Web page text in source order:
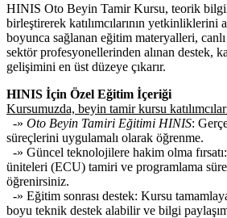
HINIS Oto Beyin Tamir Kursu, teorik
birleştirerek katılımcılarının yetkinliklerini
boyunca sağlanan eğitim materyalleri, canlı
sektör profesyonellerinden alınan destek,
gelişimini en üst düzeye çıkarır.
HINIS İçin Özel Eğitim İçeriği
Kursumuzda, beyin tamir kursu
-» Oto Beyin Tamiri Eğitimi HINIS:
süreçlerini uygulamalı olarak öğrenme.
-» Güncel teknolojilere hakim olma
üniteleri (ECU) tamiri ve programlama
öğrenirsiniz.
-» Eğitim sonrası destek: Kursu
boyu teknik destek alabilir ve bilgi